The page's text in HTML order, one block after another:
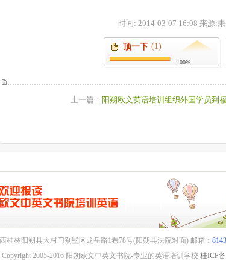
时间: 2014-03-07 16:08 来源:
顶一下 (1)
100%
上一篇： 阳朔欧文英语培训组织外国学员到
桂林阳朔县大村门别墅区龙岳路1巷78号(阳朔县法院对面) 邮箱：
Copyright 2005-2016 阳朔欧文中英文书院-专业的英语培训学校 桂ICP